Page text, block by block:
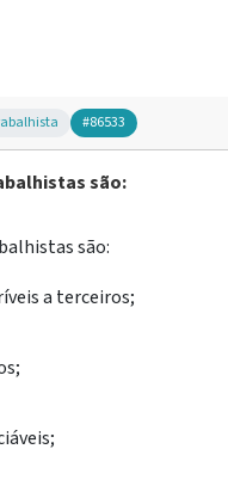
#86533
são:
são:
a terceiros;